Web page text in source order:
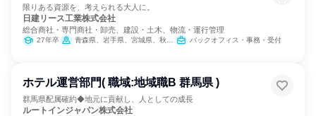
限りある資源を、考えられる大人に。
日建リース工業株式会社
総合商社・専門商社・卸売、建設・土木、物流・運行管理
27年卒 青森県、岩手県、宮城県、秋田県、山形県、福島県、茨城県、栃木県、群馬県、埼玉県、千葉県、東京都、神奈川県、新潟県、石川県、福井県、山梨県、長野県、静岡県、愛知県、三重県、大阪府、鳥取県、岡山県、広島県、山口県、香川県、愛媛県、高知県、福岡県、佐賀県、長崎県、熊本県、大分県、鹿児島県、沖縄県 バックオフィス・事務・受付
ホテル運営部門( 職域:地域職B 群馬県 )
群馬県配属確約◆地元に貢献し、人としての成長
ルートインジャパン株式会社